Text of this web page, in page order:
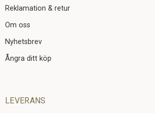
Reklamation & retur
Om oss
Nyhetsbrev
Ångra ditt köp
LEVERANS